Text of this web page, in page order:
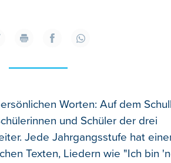
Worten: Auf dem
und Schüler der drei
Jede Jahrgangsstufe hat
Texten, Liedern wie "Ich bin